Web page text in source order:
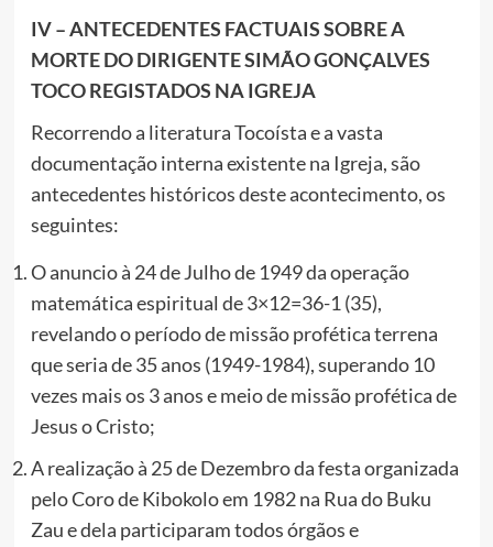
IV – ANTECEDENTES FACTUAIS SOBRE A
MORTE DO DIRIGENTE SIMÃO GONÇALVES
TOCO REGISTADOS NA IGREJA
Recorrendo a literatura Tocoísta e a vasta
documentação interna existente na Igreja, são
antecedentes históricos deste acontecimento, os
seguintes:
O anuncio à 24 de Julho de 1949 da operação
matemática espiritual de 3×12=36-1 (35),
revelando o período de missão profética terrena
que seria de 35 anos (1949-1984), superando 10
vezes mais os 3 anos e meio de missão profética de
Jesus o Cristo;
A realização à 25 de Dezembro da festa organizada
pelo Coro de Kibokolo em 1982 na Rua do Buku
Zau e dela participaram todos órgãos e